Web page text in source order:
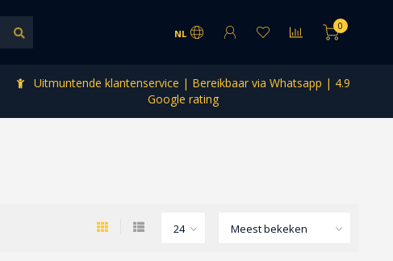
NL
0
Uitmuntende klantenservice | Bereikbaar via Whatsapp | 4.9
Google rating